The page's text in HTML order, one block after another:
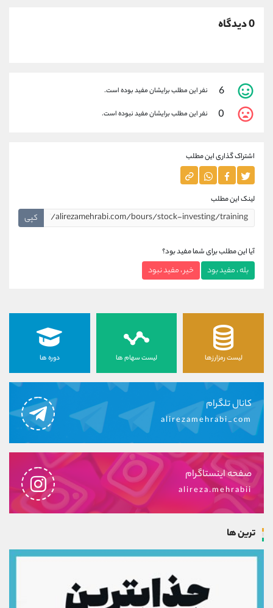
0 دیدگاه
6 نفر این مطلب برایشان مفید بوده است.
0 نفر این مطلب برایشان مفید نبوده است.
اشتراک گذاری این مطلب
لینک این مطلب
کپی
آیا این مطلب برای شما مفید بود؟
بله ، مفید بود خیر ، مفید نبود
لیست رمزارزها لیست سهام ها دوره ها
کانال تلگرام
alirezamehrabi_com
صفحه اینستاگرام
alireza.mehrabii
ترین ها